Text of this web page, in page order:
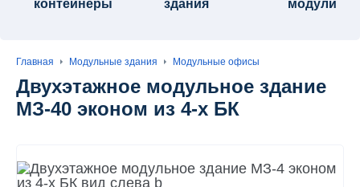
контейнеры
здания
модули
Главная Модульные здания Модульные офисы
Двухэтажное модульное здание
МЗ-40 эконом из 4-х БК